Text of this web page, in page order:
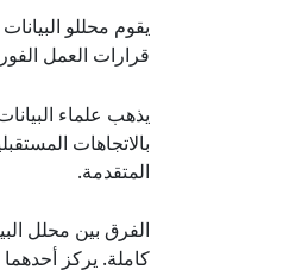
يقوم محللو
قرارات العمل
يذهب علماء
بالاتجاهات
المتقدمة.
الفرق بين محلل
كاملة. يركز